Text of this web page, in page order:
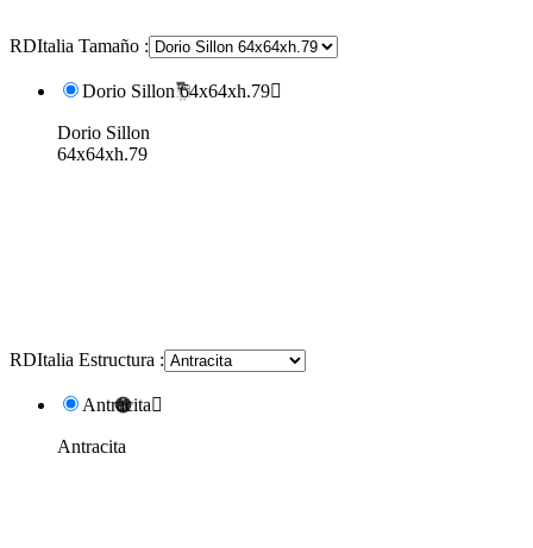
RDItalia Tamaño :
Dorio Sillon 64x64xh.79
Dorio Sillon
64x64xh.79
RDItalia Estructura :
Antracita
Antracita